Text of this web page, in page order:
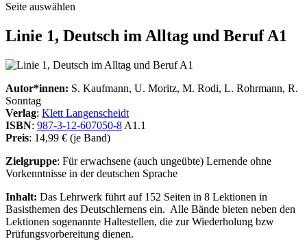
Seite auswählen
Linie 1, Deutsch im Alltag und Beruf A1
Autor*innen: S. Kaufmann, U. Moritz, M. Rodi, L. Rohrmann, R.
Sonntag
Verlag: Klett Langenscheidt
ISBN: 987-3-12-607050-8 A1.1
Preis: 14,99 € (je Band)
Zielgruppe: Für erwachsene (auch ungeübte) Lernende ohne
Vorkenntnisse in der deutschen Sprache
Inhalt: Das Lehrwerk führt auf 152 Seiten in 8 Lektionen in
Basisthemen des Deutschlernens ein. Alle Bände bieten neben den
Lektionen sogenannte Haltestellen, die zur Wiederholung bzw
Prüfungsvorbereitung dienen.